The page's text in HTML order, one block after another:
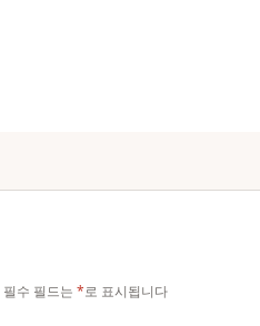
필수 필드는*로 표시됩니다